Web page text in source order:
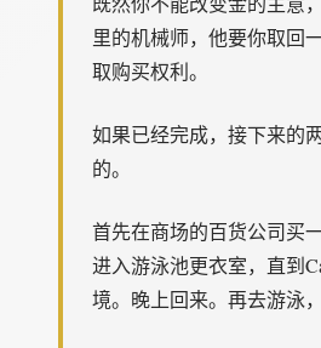
里的机械师，他要你取回
取购买权利。
如果已经完成，接下来的
的。
首先在商场的百货公司买
进入游泳池更衣室，直到
境。晚上回来。再去游泳